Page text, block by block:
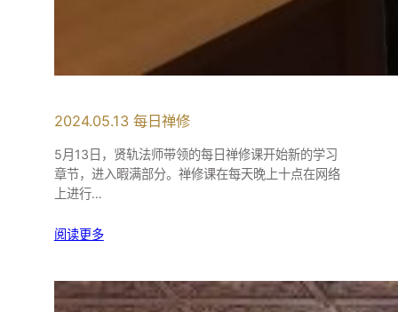
2024.05.13 每日禅修
5月13日，贤轨法师带领的每日禅修课开始新的学习
章节，进入暇满部分。禅修课在每天晚上十点在网络
上进行…
阅读更多